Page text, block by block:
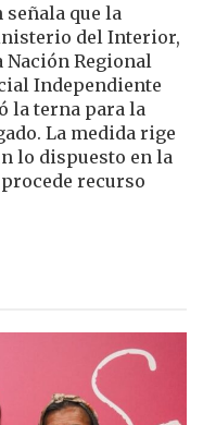
que la
del Interior,
Nación Regional
Independiente
la terna para la
La medida rige
lo dispuesto en la
procede recurso